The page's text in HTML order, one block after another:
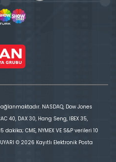
NASDAQ, Dow Jones
40, DAX 30, Hang Seng, IBEX 35,
dakika; CME, NYMEX VE S&P verileri 10
© 2026 Kayıtlı Elektronik Posta